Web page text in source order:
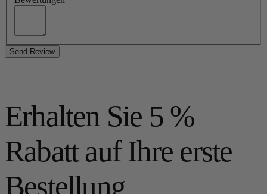
Send Review
Erhalten Sie 5 %
Rabatt auf Ihre erste
Bestellung